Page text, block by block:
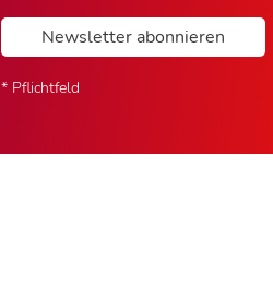
Newsletter abonnieren
* Pflichtfeld